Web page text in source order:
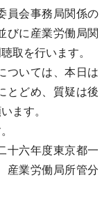
員会事務局関係の
びに産業労働局関
取を行います。
ついては、本日は
とどめ、質疑は後
ます。
十六年度東京都一
産業労働局所管分